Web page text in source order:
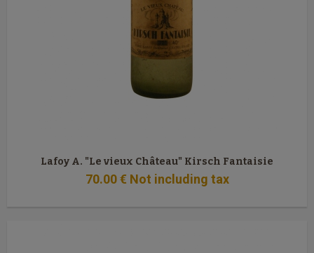
Lafoy A. "Le vieux Château" Kirsch Fantaisie
70.00 € Not including tax